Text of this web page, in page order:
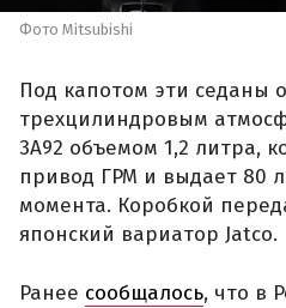
Фото Mitsubishi
Под капотом эти седаны
трехцилиндровым
3A92 объемом 1,2 литра,
привод ГРМ и выдает 80
момента. Коробкой
японский вариатор Jatco.
Ранее сообщалось, что в